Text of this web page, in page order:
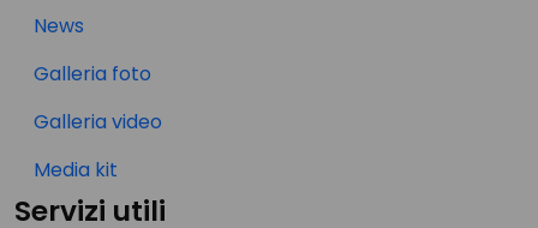
News
Galleria foto
Galleria video
Media kit
Servizi utili